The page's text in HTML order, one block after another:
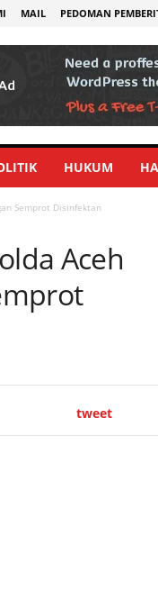
MAIL PEDOMAN
HUKUM
Semprot Disinfektan
Aceh
tweet